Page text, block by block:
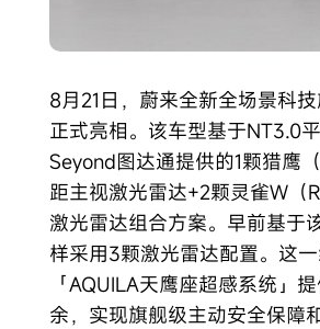
8月21日，蔚来全新全场景科
正式亮相。该车型基于NT3.0
Seyond图达通提供的1颗猎鹰
距主视激光雷达+2颗灵雀W（
激光雷达组合方案。早前基于
样采用3颗激光雷达配置。这
「AQUILA天鹰座超感系统」
余，实现旗舰级主动安全保障